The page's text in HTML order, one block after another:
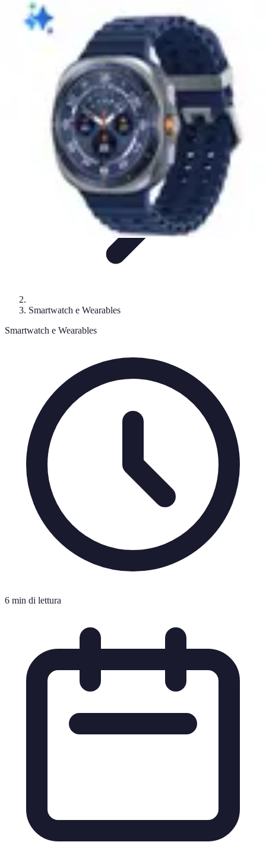
Tecnologia Utilitaria
DomoticaTendenze Salute e BenessereWearableStreaming e
Intrattenimento
Tecnologia Utilitaria
Smartwatch e Wearables
Smartwatch e Wearables
6 min di lettura